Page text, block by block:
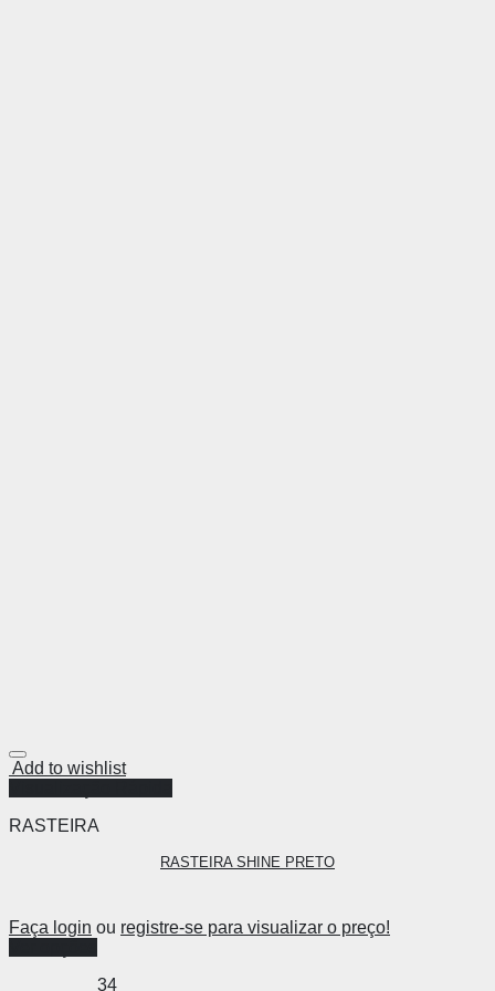
Add to wishlist
RASTEIRA
RASTEIRA SHINE PRETO
Faça login ou registre-se para visualizar o preço!
34